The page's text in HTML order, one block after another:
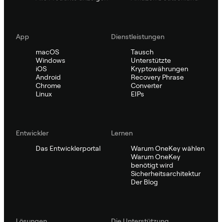
App
macOS
Windows
iOS
Android
Chrome
Linux
Dienstleistungen
Tausch
Unterstützte
Kryptowährungen
Recovery Phrase
Converter
EIPs
Entwickler
Das Entwicklerportal
Lernen
Warum OneKey wählen
Warum OneKey
benötigt wird
Sicherheitsarchitektur
Der Blog